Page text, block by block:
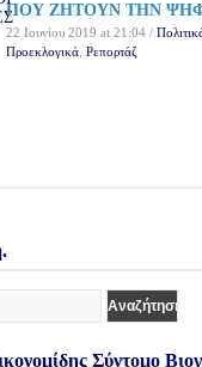
ΠΟΥ ΖΗΤΟΥΝ ΤΗΝ
22 Ιουνίου 2019 at 21:04 /
Προεκλογικά Ρεπορτάζ
Σύντομο